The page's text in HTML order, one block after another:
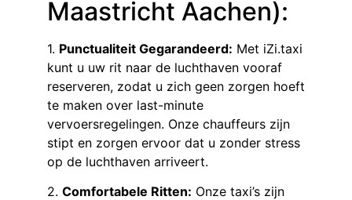
Maastricht Aachen):
1. Punctualiteit Gegarandeerd: Met iZi.taxi
kunt u uw rit naar de luchthaven vooraf
reserveren, zodat u zich geen zorgen hoeft
te maken over last-minute
vervoersregelingen. Onze chauffeurs zijn
stipt en zorgen ervoor dat u zonder stress
op de luchthaven arriveert.
2. Comfortabele Ritten: Onze taxi’s zijn